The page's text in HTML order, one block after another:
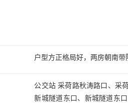
户型方正格局好，两房朝南
公交站 采荷路秋涛路口、采
新城隧道东口、新城隧道东